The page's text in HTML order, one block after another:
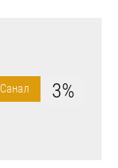
Санал 3%